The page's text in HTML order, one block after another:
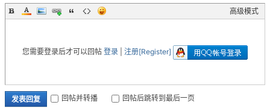
高级模式
您需要登录后才可以回帖 登录 注册[Register]
发表回复 回帖并转播 回帖后跳转到最后一页